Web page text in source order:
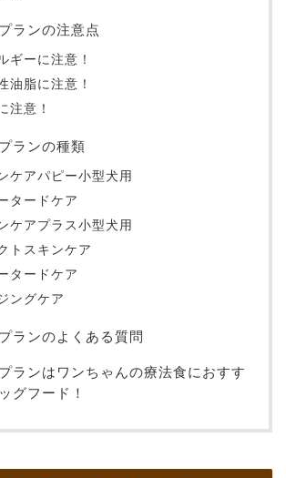
ランの注意点
ギーに注意！
油脂に注意！
注意！
ランの種類
ケアパピー小型犬用
タードケア
ケアプラス小型犬用
トスキンケア
タードケア
ングケア
ランのよくある質問
ランはワンちゃんの療法食におすす
グフード！